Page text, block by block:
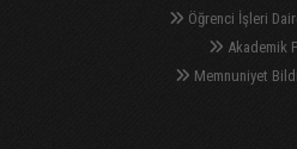
Öğrenci İşleri
Akademik
Memnuniyet